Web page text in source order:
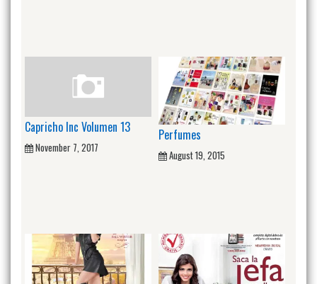
Capricho Inc Volumen 13
November 7, 2017
Perfumes
August 19, 2015